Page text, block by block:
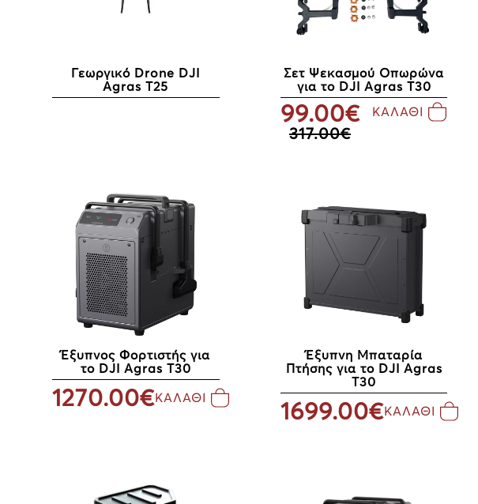
Γεωργικό Drone DJI
Agras T25
Σετ Ψεκασμού Οπωρώνα
για το DJI Agras T30
99.00€
317.00€
ΚΑΛΑΘΙ
Έξυπνος Φορτιστής για
το DJI Agras T30
1270.00€ΚΑΛΑΘΙ
Έξυπνη Μπαταρία
Πτήσης για το DJI Agras
T30
1699.00€ΚΑΛΑΘΙ